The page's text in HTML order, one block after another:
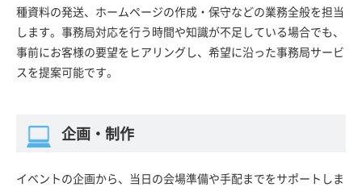
種資料の発送、ホームページの作成・保守などの業務全般を担当
します。事務局対応を行う時間や知識が不足している場合でも、
事前にお客様の要望をヒアリングし、希望に沿った事務局サービ
スを提案可能です。
企画・制作
イベントの企画から、当日の会場準備や手配までをサポートしま